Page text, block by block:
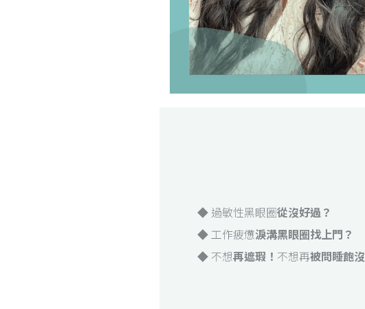
◆ 過敏性黑眼圈從沒好過？
◆ 工作疲憊淚溝黑眼圈找上門？
◆ 不想再遮瑕！ 不想再被問睡飽沒